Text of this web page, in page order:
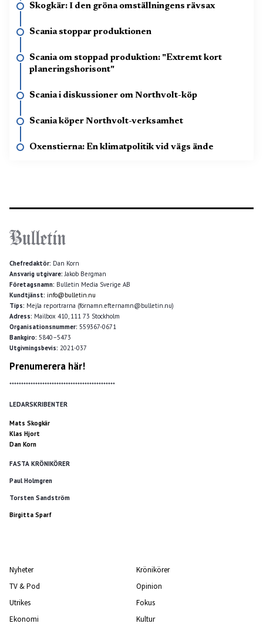
Skogkär: I den gröna omställningens rävsax
Scania stoppar produktionen
Scania om stoppad produktion: "Extremt kort
planeringshorisont"
Scania i diskussioner om Northvolt-köp
Scania köper Northvolt-verksamhet
Oxenstierna: En klimatpolitik vid vägs ände
Chefredaktör: Dan Korn
Ansvarig utgivare: Jakob Bergman
Företagsnamn: Bulletin Media Sverige AB
Kundtjänst: info@bulletin.nu
Tips: Mejla reportrarna (förnamn.efternamn@bulletin.nu)
Adress: Mailbox 410, 111 73 Stockholm
Organisationsnummer: 559367-0671
Bankgiro: 5840–5473
Utgivningsbevis: 2021-037
Prenumerera här!
*********************************************
LEDARSKRIBENTER
Mats Skogkär
Klas Hjort
Dan Korn
FASTA KRÖNIKÖRER
Paul Holmgren
Torsten Sandström
Birgitta Sparf
Nyheter
TV & Pod
Utrikes
Ekonomi
Krönikörer
Opinion
Fokus
Kultur